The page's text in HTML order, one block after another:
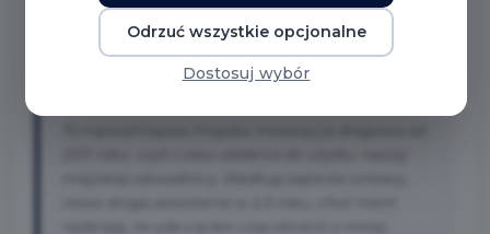
W dniu 23.01.2024 r. została zawarta umowa na
robotę budowlaną pn.: "Budowa ul. Strzeleckiego w
Odrzuć wszystkie opcjonalne
Dostosuj wybór